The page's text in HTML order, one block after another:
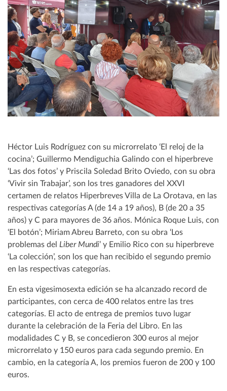
Héctor Luis Rodríguez con su microrrelato ‘El reloj de la
cocina’; Guillermo Mendiguchia Galindo con el hiperbreve
‘Las dos fotos’ y Priscila Soledad Brito Oviedo, con su obra
‘Vivir sin Trabajar’, son los tres ganadores del XXVI
certamen de relatos Hiperbreves Villa de La Orotava, en las
respectivas categorías A (de 14 a 19 años), B (de 20 a 35
años) y C para mayores de 36 años. Mónica Roque Luis, con
‘El botón’; Miriam Abreu Barreto, con su obra ‘Los
problemas del Liber Mundi’ y Emilio Rico con su hiperbreve
‘La colección’, son los que han recibido el segundo premio
en las respectivas categorías.
En esta vigesimosexta edición se ha alcanzado record de
participantes, con cerca de 400 relatos entre las tres
categorías. El acto de entrega de premios tuvo lugar
durante la celebración de la Feria del Libro. En las
modalidades C y B, se concedieron 300 euros al mejor
microrrelato y 150 euros para cada segundo premio. En
cambio, en la categoría A, los premios fueron de 200 y 100
euros.